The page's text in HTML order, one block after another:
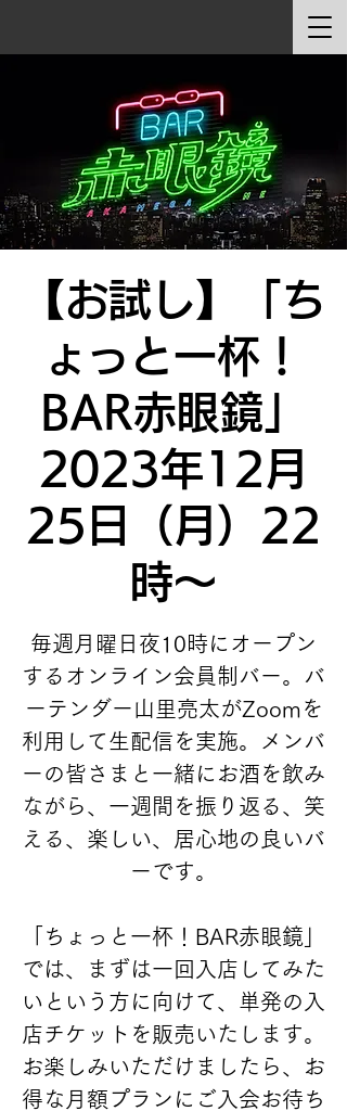
【お試し】「ち
ょっと一杯！
BAR赤眼鏡」
2023年12月
25日（月）22
時〜
毎週月曜日夜10時にオープン
するオンライン会員制バー。バ
ーテンダー山里亮太がZoomを
利用して生配信を実施。メンバ
ーの皆さまと一緒にお酒を飲み
ながら、一週間を振り返る、笑
える、楽しい、居心地の良いバ
ーです。
「ちょっと一杯！BAR赤眼鏡」
では、まずは一回入店してみた
いという方に向けて、単発の入
店チケットを販売いたします。
お楽しみいただけましたら、お
得な月額プランにご入会お待ち